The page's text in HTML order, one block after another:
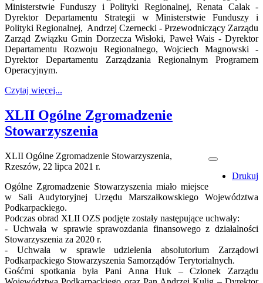
Ministerstwie Funduszy i Polityki Regionalnej, Renata Calak -
Dyrektor Departamentu Strategii w Ministerstwie Funduszy i
Polityki Regionalnej, Andrzej Czernecki - Przewodniczący Zarządu
Zarząd Związku Gmin Dorzecza Wisłoki, Paweł Wais - Dyrektor
Departamentu Rozwoju Regionalnego, Wojciech Magnowski -
Dyrektor Departamentu Zarządzania Regionalnym Programem
Operacyjnym.
Czytaj więcej...
XLII Ogólne Zgromadzenie
Stowarzyszenia
Drukuj
XLII Ogólne Zgromadzenie Stowarzyszenia,
Rzeszów, 22 lipca 2021 r.
Ogólne Zgromadzenie Stowarzyszenia miało miejsce
w Sali Audytoryjnej Urzędu Marszałkowskiego Województwa
Podkarpackiego.
Podczas obrad XLII OZS podjęte zostały następujące uchwały:
- Uchwała w sprawie sprawozdania finansowego z działalności
Stowarzyszenia za 2020 r.
- Uchwała w sprawie udzielenia absolutorium Zarządowi
Podkarpackiego Stowarzyszenia Samorządów Terytorialnych.
Gośćmi spotkania była Pani Anna Huk – Członek Zarządu